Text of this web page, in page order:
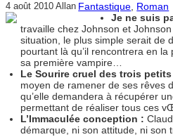
4 août 2010 Allan Fantastique, Roman
Je ne suis
travaille chez Johnson et
situation, le plus simple serait de
pourtant là qu’il rencontrera en
sa première vampire…
Le Sourire cruel des trois
moyen de ramener de ses rêves
qu’elle demandera à récupérer
permettant de réaliser tous ces
L’Immaculée conception :
démarque, ni son attitude, ni son